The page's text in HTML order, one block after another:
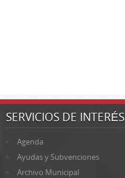
SERVICIOS DE INTERÉS
Agenda
Ayudas y Subvenciones
Archivo Municipal